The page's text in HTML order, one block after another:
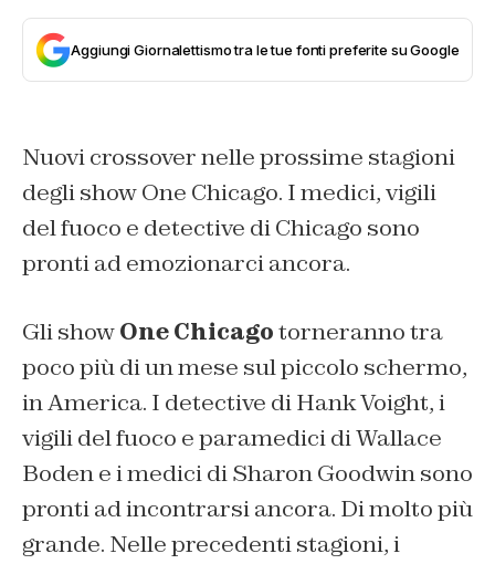
Aggiungi Giornalettismo tra le tue fonti preferite su Google
Nuovi crossover nelle prossime stagioni
degli show One Chicago. I medici, vigili
del fuoco e detective di Chicago sono
pronti ad emozionarci ancora.
Gli showOne Chicagotorneranno tra
poco più di un mese sul piccolo schermo,
in America. I detective di Hank Voight, i
vigili del fuoco e paramedici di Wallace
Boden e i medici di Sharon Goodwin sono
pronti ad incontrarsi ancora. Di molto più
grande. Nelle precedenti stagioni, i